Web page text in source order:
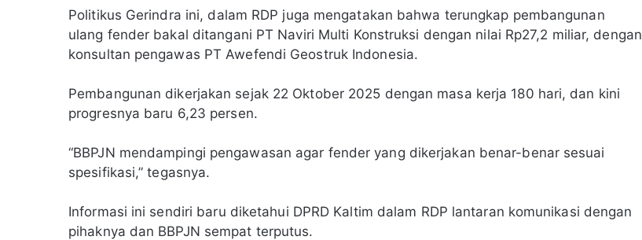
Politikus Gerindra ini, dalam RDP juga mengatakan bahwa terungkap pembangunan
ulang fender bakal ditangani PT Naviri Multi Konstruksi dengan nilai Rp27,2 miliar, dengan
konsultan pengawas PT Awefendi Geostruk Indonesia.
Pembangunan dikerjakan sejak 22 Oktober 2025 dengan masa kerja 180 hari, dan kini
progresnya baru 6,23 persen.
“BBPJN mendampingi pengawasan agar fender yang dikerjakan benar-benar sesuai
spesifikasi,” tegasnya.
Informasi ini sendiri baru diketahui DPRD Kaltim dalam RDP lantaran komunikasi dengan
pihaknya dan BBPJN sempat terputus.